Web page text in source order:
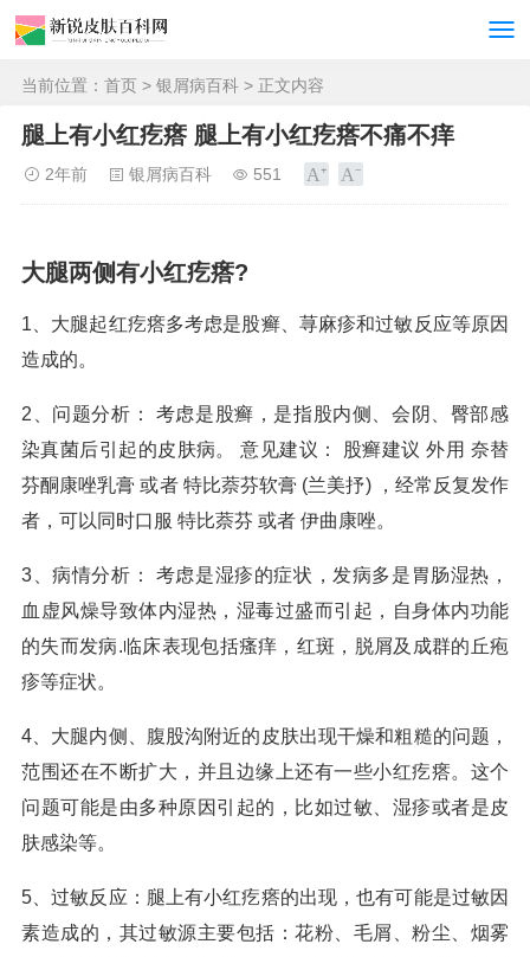
当前位置： 首页 > 银屑病百科 > 正文内容
腿上有小红疙瘩 腿上有小红疙瘩不痛不痒
2年前 银屑病百科 551
大腿两侧有小红疙瘩?
1、大腿起红疙瘩多考虑是股癣、荨麻疹和过敏反应等原因
造成的。
2、问题分析： 考虑是股癣，是指股内侧、会阴、臀部感
染真菌后引起的皮肤病。 意见建议： 股癣建议 外用 奈替
芬酮康唑乳膏 或者 特比萘芬软膏 (兰美抒) ，经常反复发作
者，可以同时口服 特比萘芬 或者 伊曲康唑。
3、病情分析： 考虑是湿疹的症状，发病多是胃肠湿热，
血虚风燥导致体内湿热，湿毒过盛而引起，自身体内功能
的失而发病.临床表现包括瘙痒，红斑，脱屑及成群的丘疱
疹等症状。
4、大腿内侧、腹股沟附近的皮肤出现干燥和粗糙的问题，
范围还在不断扩大，并且边缘上还有一些小红疙瘩。这个
问题可能是由多种原因引起的，比如过敏、湿疹或者是皮
肤感染等。
5、过敏反应：腿上有小红疙瘩的出现，也有可能是过敏因
素造成的，其过敏源主要包括：花粉、毛屑、粉尘、烟雾